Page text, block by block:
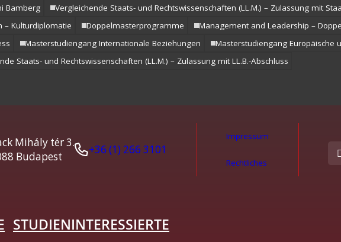
Bamberg
Vergleichende Staats- und Rechtswissenschaften (LL.M.) – Zulassung mit
– Kulturdiplomatie
Doppelmasterprogramme
Management and Leadership –
Masterstudiengang Internationale Beziehungen
Masterstudiengang Europäische
Staats- und Rechtswissenschaften (LL.M.) – Zulassung mit LL.B.-Abschluss
Mihály tér 3.
Budapest
+36 (1) 266 3101
Impressum
Rechtliches
STUDIENINTERESSIERTE